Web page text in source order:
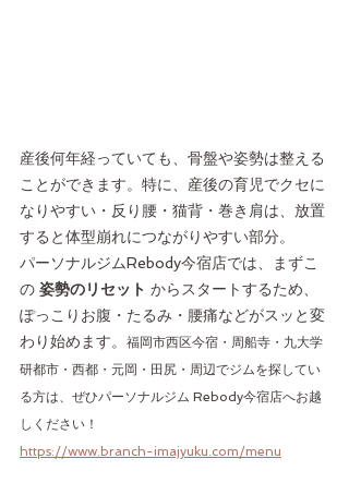
産後何年経っていても、骨盤や姿勢は整える
ことができます。特に、産後の育児でクセに
なりやすい・反り腰・猫背・巻き肩は、放置
すると体型崩れにつながりやすい部分。
パーソナルジムRebody今宿店では、まずこ
の 姿勢のリセット からスタートするため、
ぽっこりお腹・たるみ・腰痛などがスッと変
わり始めます。 福岡市西区今宿・周船寺・九大学
研都市・西都・元岡・田尻・周辺でジムを探してい
る方は、ぜひパーソナルジム Rebody今宿店へお越
しください！
https://www.branch-imajyuku.com/menu